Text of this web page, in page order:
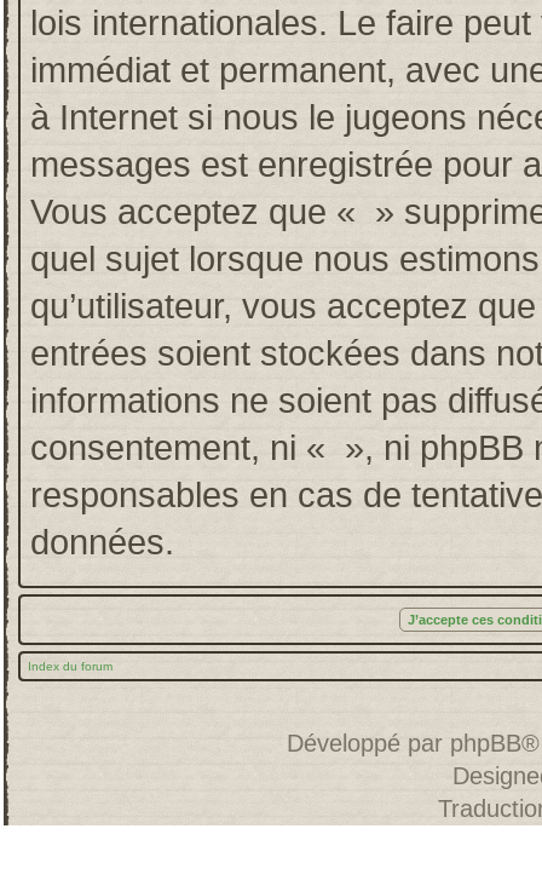
lois internationales. Le faire
immédiat et permanent, avec
à Internet si nous le jugeons
messages est enregistrée pour
Vous acceptez que « »
quel sujet lorsque nous
qu’utilisateur, vous acceptez
entrées soient stockées dans
informations ne soient pas
consentement, ni « », ni phpBB
responsables en cas de
données.
Index du forum
Développé par phpBB®